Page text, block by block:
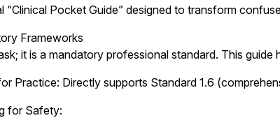
“Clinical Pocket Guide” designed to transform
Frameworks
it is a mandatory professional standard. This
Practice: Directly supports Standard 1.6
for Safety: